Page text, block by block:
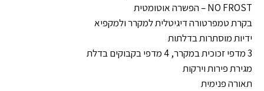
NO FROST – הפשרה אוטומטית
בקרת טמפרטורה דיגיטלית למקרר ולמקפיא
ידיות מוסתרות בדלתות
3 מדפי זכוכית במקרר, 4 מדפי בקבוקים בדלת
מגירת פירות וירקות
תאורה פנימית